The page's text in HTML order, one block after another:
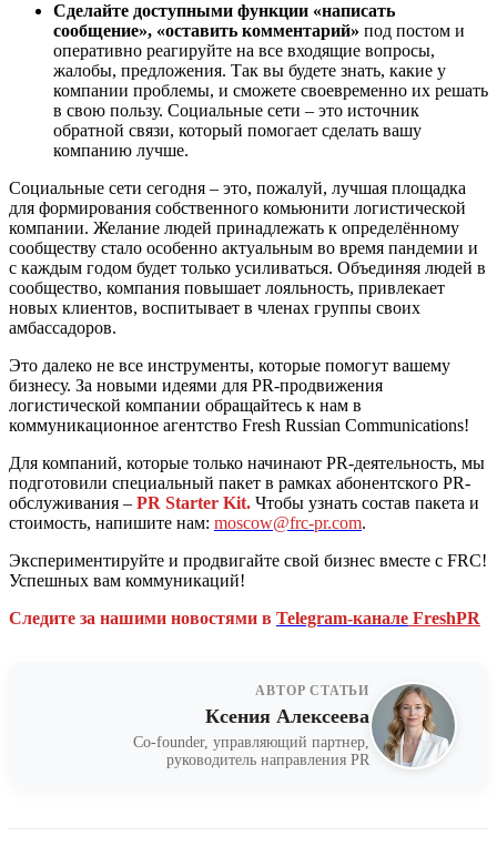
Сделайте доступными функции «написать
сообщение», «оставить комментарий» под постом и
оперативно реагируйте на все входящие вопросы,
жалобы, предложения. Так вы будете знать, какие у
компании проблемы, и сможете своевременно их решать
в свою пользу. Социальные сети – это источник
обратной связи, который помогает сделать вашу
компанию лучше.
Социальные сети сегодня – это, пожалуй, лучшая площадка
для формирования собственного комьюнити логистической
компании. Желание людей принадлежать к определённому
сообществу стало особенно актуальным во время пандемии и
с каждым годом будет только усиливаться. Объединяя людей в
сообщество, компания повышает лояльность, привлекает
новых клиентов, воспитывает в членах группы своих
амбассадоров.
Это далеко не все инструменты, которые помогут вашему
бизнесу. За новыми идеями для PR-продвижения
логистической компании обращайтесь к нам в
коммуникационное агентство Fresh Russian Communications!
Для компаний, которые только начинают PR-деятельность, мы
подготовили специальный пакет в рамках абонентского PR-
обслуживания – PR Starter Kit. Чтобы узнать состав пакета и
стоимость, напишите нам: moscow@frc-pr.com.
Экспериментируйте и продвигайте свой бизнес вместе с FRC!
Успешных вам коммуникаций!
Следите за нашими новостями в Telegram-канале FreshPR
АВТОР СТАТЬИ
Ксения Алексеева
Co-founder, управляющий партнер,
руководитель направления PR